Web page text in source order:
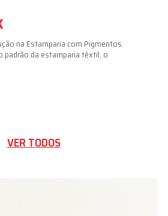
na Estamparia com Pigmentos.
padrão da estamparia têxtil, o
VER TODOS